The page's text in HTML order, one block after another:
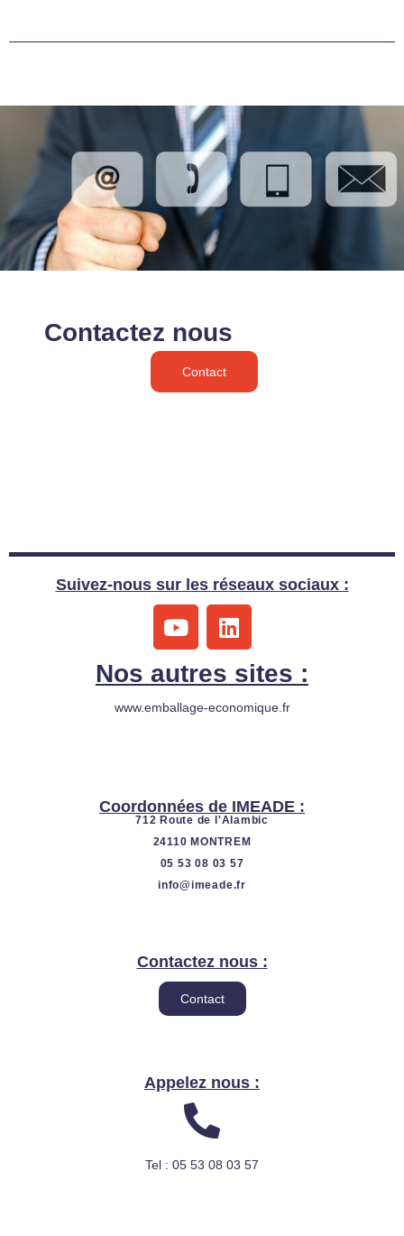
Contactez nous
Contact
Suivez-nous sur les réseaux sociaux :
Y
o
u
t
u
L
i
k
e
Nos autres sites :
www.emballage-economique.fr
Coordonnées de IMEADE :
712 Route de l'Alambic
24110 MONTREM
05 53 08 03 57
info@imeade.fr
Contactez nous :
Contact
Appelez nous :
Tel : 05 53 08 03 57